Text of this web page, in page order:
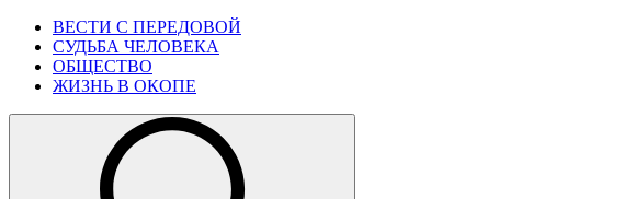
Skip
content
Primary
Menu
ВЕСТИ С ПЕРЕДОВОЙ
СУДЬБА ЧЕЛОВЕКА
ОБЩЕСТВО
ЖИЗНЬ В ОКОПЕ